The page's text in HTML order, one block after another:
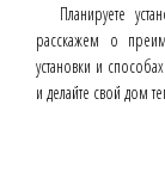
Планируете
расскажем о
установки и
и делайте свой дом